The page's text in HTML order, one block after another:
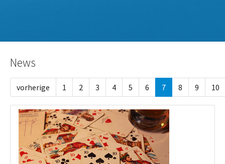
News
vorherige 1 2 3 4 5 6 7 8 9 10